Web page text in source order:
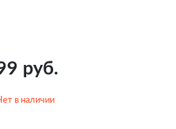
руб.
в наличии